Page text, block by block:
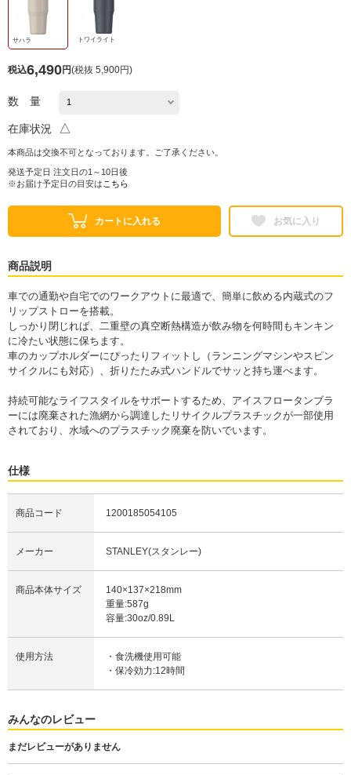
サハラ トワイライト
税込6,490円(税抜 5,900円)
数 量
在庫状況 △
本商品は交換不可となっております。ご了承ください。
発送予定日 注文日の1～10日後
※お届け予定日の目安は こちら
カートに入れる お気に入り
商品説明
車での通勤や自宅でのワークアウトに最適で、簡単に飲める内蔵式のフ
リップストローを搭載。
しっかり閉じれば、二重壁の真空断熱構造が飲み物を何時間もキンキン
に冷たい状態に保ちます。
車のカップホルダーにぴったりフィットし（ランニングマシンやスピン
サイクルにも対応）、折りたたみ式ハンドルでサッと持ち運べます。
持続可能なライフスタイルをサポートするため、アイスフロータンブラ
ーには廃棄された漁網から調達したリサイクルプラスチックが一部使用
されており、水域へのプラスチック廃棄を防いでいます。
仕様
商品コード 1200185054105
メーカー STANLEY(スタンレー)
商品本体サイズ
140×137×218mm
重量:587g
容量:30oz/0.89L
使用方法
・食洗機使用可能
・保冷効力:12時間
みんなのレビュー
まだレビューがありません